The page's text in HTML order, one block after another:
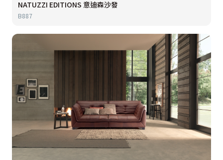
NATUZZI EDITIONS 意迪森沙發
B887